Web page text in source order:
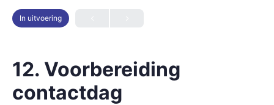
In uitvoering
12. Voorbereiding
contactdag